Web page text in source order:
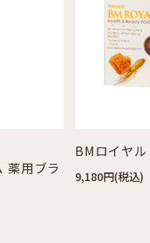
BMロイヤ
5,724円(税込)